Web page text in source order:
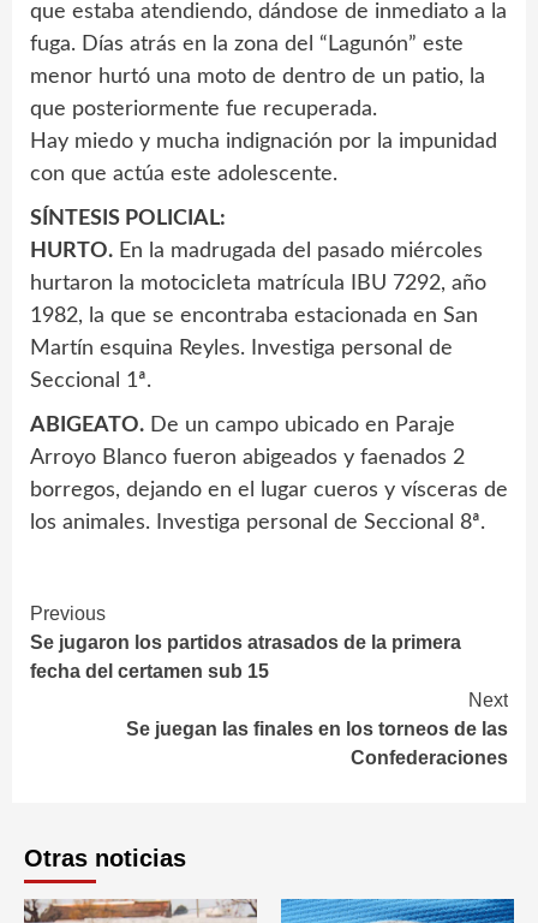
que estaba atendiendo, dándose de inmediato a la
fuga. Días atrás en la zona del “Lagunón” este
menor hurtó una moto de dentro de un patio, la
que posteriormente fue recuperada.
Hay miedo y mucha indignación por la impunidad
con que actúa este adolescente.
SÍNTESIS POLICIAL:
HURTO. En la madrugada del pasado miércoles
hurtaron la motocicleta matrícula IBU 7292, año
1982, la que se encontraba estacionada en San
Martín esquina Reyles. Investiga personal de
Seccional 1ª.
ABIGEATO. De un campo ubicado en Paraje
Arroyo Blanco fueron abigeados y faenados 2
borregos, dejando en el lugar cueros y vísceras de
los animales. Investiga personal de Seccional 8ª.
Continue
Reading
Previous
Se jugaron los partidos atrasados de la primera
fecha del certamen sub 15
Next
Se juegan las finales en los torneos de las
Confederaciones
Otras noticias